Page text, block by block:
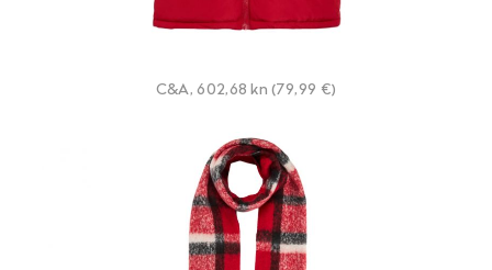
C&A, 602,68 kn (79,99 €)